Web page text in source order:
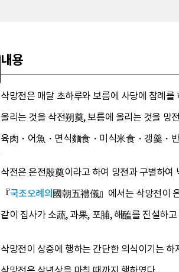
내용
삭망전은 매달 초하루와 보름에 사당에 참례
올리는 것을 삭전朔奠, 보름에 올리는 것을 망
육肉・어魚・면식麵食・미식米食・갱羹・
삭전은 은전殷奠이라고 하여 망전과 구별하여
『국조오례의國朝五禮儀』에서는 삭망전이
같이 집사가 소蔬, 과果, 포脯, 해醢를 진설하
삭망전이 상중에 행하는 간단한 의식이기는